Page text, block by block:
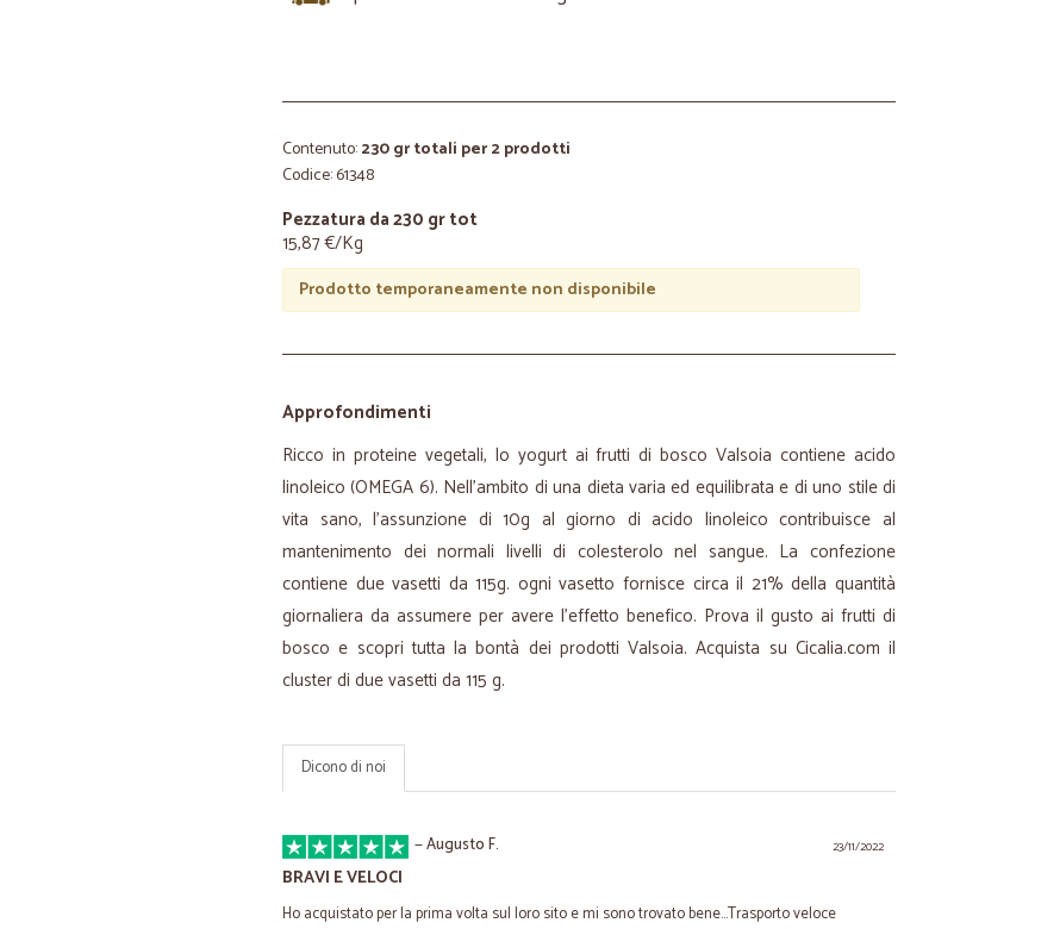
Contenuto:230 gr totali per 2 prodotti
Codice: 61348
Pezzatura da 230 gr tot
15,87 €/Kg
Prodotto temporaneamente non disponibile
Approfondimenti
Ricco in proteine vegetali, lo yogurt ai frutti di bosco Valsoia contiene acido
linoleico (OMEGA 6). Nell'ambito di una dieta varia ed equilibrata e di uno stile di
vita sano, l'assunzione di 10g al giorno di acido linoleico contribuisce al
mantenimento dei normali livelli di colesterolo nel sangue. La confezione
contiene due vasetti da 115g. ogni vasetto fornisce circa il 21% della quantità
giornaliera da assumere per avere l'effetto benefico. Prova il gusto ai frutti di
bosco e scopri tutta la bontà dei prodotti Valsoia. Acquista su Cicalia.com il
cluster di due vasetti da 115 g.
Dicono di noi
23/11/2022
—Augusto F.
BRAVI E VELOCI
Ho acquistato per la prima volta sul loro sito e mi sono trovato bene...Trasporto veloce